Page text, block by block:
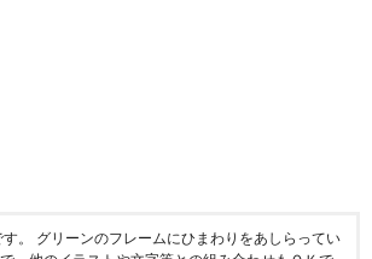
。 グリーンのフレームにひまわりをあしらってい